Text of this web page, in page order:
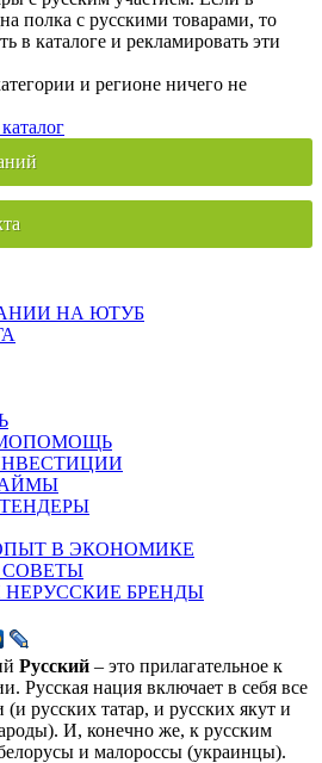
полка с русскими товарами, то
в каталоге и рекламировать эти
и регионе ничего не
НА ЮТУБ
В ЭКОНОМИКЕ
НЕРУССКИЕ БРЕНДЫ
Русский – это прилагательное к
Русская нация включает в себя все
русских татар, и русских якут и
И, конечно же, к русским
и малороссы (украинцы).